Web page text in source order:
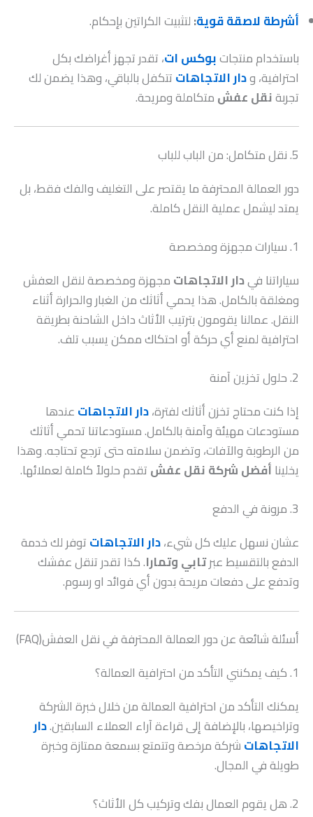
أشرطة لاصقة قوية:لتثبيت الكراتين بإحكام.
باستخدام منتجاتبوكس ات، تقدر تجهز أغراضك بكل
احترافية، ودار الاتجاهاتتتكفل بالباقي، وهذا يضمن لك
تجربةنقل عفشمتكاملة ومريحة.
5. نقل متكامل: من الباب للباب
دور العمالة المحترفة ما يقتصر على التغليف والفك فقط، بل
يمتد ليشمل عملية النقل كاملة.
1. سيارات مجهزة ومخصصة
سياراتنا فيدار الاتجاهاتمجهزة ومخصصة لنقل العفش
ومغلقة بالكامل. هذا يحمي أثاثك من الغبار والحرارة أثناء
النقل. عمالنا يقومون بترتيب الأثاث داخل الشاحنة بطريقة
احترافية لمنع أي حركة أو احتكاك ممكن يسبب تلف.
2. حلول تخزين آمنة
إذا كنت محتاج تخزن أثاثك لفترة،دار الاتجاهاتعندها
مستودعات مهيئة وآمنة بالكامل. مستودعاتنا تحمي أثاثك
من الرطوبة والآفات، وتضمن سلامته حتى ترجع تحتاجه. وهذا
يخليناأفضل شركة نقل عفشتقدم حلولاً كاملة لعملائها.
3. مرونة في الدفع
عشان نسهل عليك كل شيء،دار الاتجاهاتتوفر لك خدمة
الدفع بالتقسيط عبرتابي وتمارا. كذا تقدر تنقل عفشك
وتدفع على دفعات مريحة بدون أي فوائد او رسوم.
أسئلة شائعة عن دور العمالة المحترفة في نقل العفش(FAQ)
1. كيف يمكنني التأكد من احترافية العمالة؟
يمكنك التأكد من احترافية العمالة من خلال خبرة الشركة
وتراخيصها، بالإضافة إلى قراءة آراء العملاء السابقين.دار
الاتجاهاتشركة مرخصة وتتمتع بسمعة ممتازة وخبرة
طويلة في المجال.
2. هل يقوم العمال بفك وتركيب كل الأثاث؟